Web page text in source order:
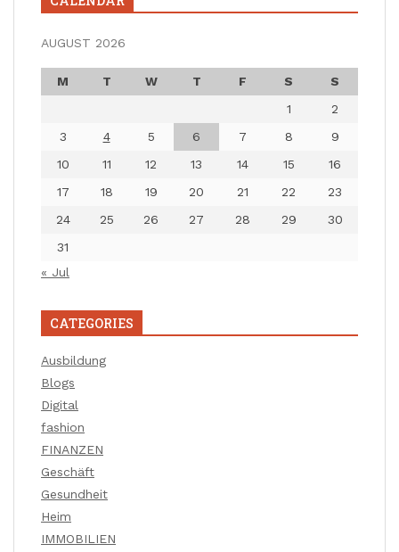
AUGUST 2026
M T W T F S
S
1
2
3
4 5 6 7 8
9
10
11 12 13 14 15
16
17
18 19 20 21 22
23
24
25 26 27 28 29
30
31
« Jul
CATEGORIES
Ausbildung
Blogs
Digital
fashion
FINANZEN
Geschäft
Gesundheit
Heim
IMMOBILIEN